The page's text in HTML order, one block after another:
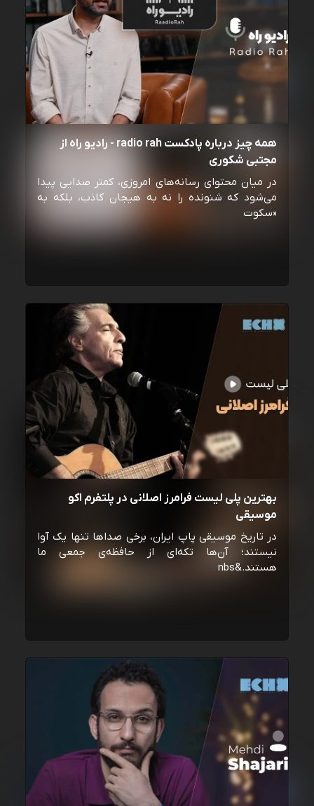
همه چیز درباره پادکست radio rah - رادیو راه از
مجتبی شکوری
در میان محتوای رسانه‌های امروزی، کمتر صدایی پیدا
می‌شود که شنونده را نه به هیجان کاذب، بلکه به
«سکوت
بهترین پلی لیست فرامرز اصلانی در پلتفرم اکو
موسیقی
در تاریخ موسیقی پاپ ایران، برخی صداها تنها یک آوا
نیستند؛ آن‌ها تکه‌ای از حافظه‌ی جمعی ما
هستند.&nbs